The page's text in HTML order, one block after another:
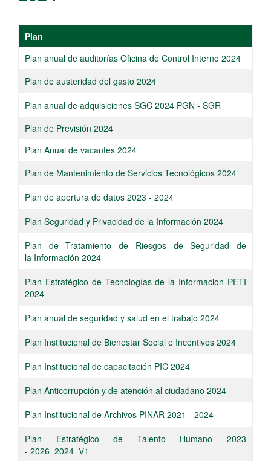
Plan​
Plan anual de auditorías Oficina de Control Interno 2024
​Plan de austeridad del gasto 2024​
Plan anual de adquisiciones SGC 2024 PGN - SGR​
Plan de Previsión 2024
​Plan Anual de vacantes 2024
Plan de Mantenimiento de Servicios Tecnológicos 2024
Plan de apertura de datos 2023 - 2024
​Plan Seguridad y Privacidad de la Información 2024
Plan de Tratamiento de Riesgos de Seguridad de
la Información 2024
Plan Estratégico de Tecnologías de la Informacion PETI
2024
Plan anual de seguridad y salud en el trabajo 2024
Plan Institucional de Bienestar Social e Incentivos 2024
Plan Institucional de capacitación PIC 2024
Plan Anticorrupción y de atención al ciudadano 2024
Plan Institucional de Archivos PINAR 2021 - 2024
Plan Estratégico de Talento Humano 2023
- 2026_2024_V1